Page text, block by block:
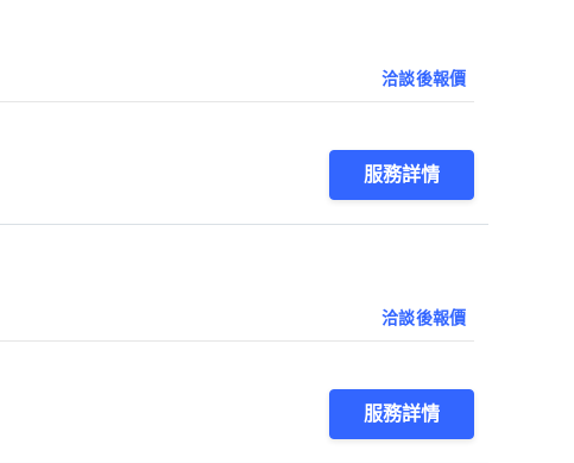
洽談後報價
服務詳情
洽談後報價
服務詳情